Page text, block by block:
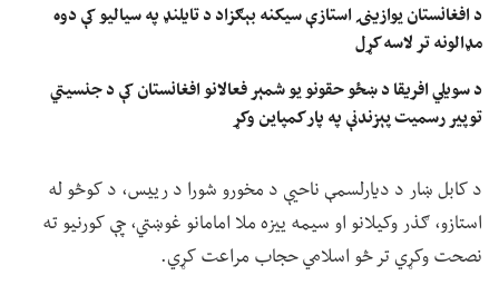
د افغانستان یوازینۍ استازې سیکنه بېګزاد د تایلنډ په سیالیو کې دوه
مډالونه تر لاسه کړل
د سویلي افریقا د ښځو حقونو یو شمېر فعالانو افغانستان کې د جنسیتي
توپیر رسمیت پېزندنې په پار کمپاین وکړ
د کابل ښار د دیارلسمې ناحیې د مخورو شورا د رییس، د کوڅو له
استازو، ګذر وکیلانو او سیمه ییزه ملا امامانو غوښتي، چې کورنیو ته
نصحت وکړي تر څو اسلامي حجاب مراعت کړي.